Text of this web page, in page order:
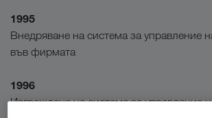
1995
Внедряване на система за управление
във фирмата
1996
Изграждане на система за управление